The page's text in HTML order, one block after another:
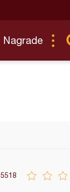
Nagrade
5518